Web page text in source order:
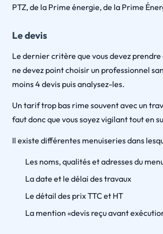
PTZ, de la Prime énergie, de la Prime
Le devis
Le dernier critère que vous devez
ne devez point choisir un professionnel
moins 4 devis puis analysez-les.
Un tarif trop bas rime souvent avec un
faut donc que vous soyez vigilant tout en
Il existe différentes menuiseries dans
Les noms, qualités et adresses du
La date et le délai des travaux
Le détail des prix TTC et HT
La mention «devis reçu avant